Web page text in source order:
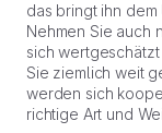
das bringt ihn
Nehmen Sie auch
sich
Sie ziemlich weit
werden sich
richtige Art und